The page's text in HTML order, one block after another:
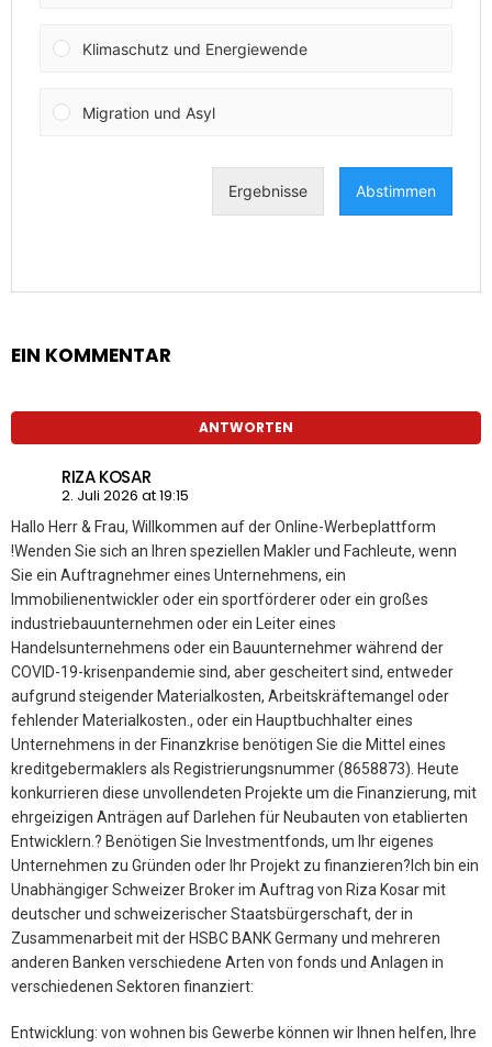
EIN KOMMENTAR
ANTWORTEN
RIZA KOSAR
2. Juli 2026 at 19:15
Hallo Herr & Frau, Willkommen auf der Online-Werbeplattform
!Wenden Sie sich an Ihren speziellen Makler und Fachleute, wenn
Sie ein Auftragnehmer eines Unternehmens, ein
Immobilienentwickler oder ein sportförderer oder ein großes
industriebauunternehmen oder ein Leiter eines
Handelsunternehmens oder ein Bauunternehmer während der
COVID-19-krisenpandemie sind, aber gescheitert sind, entweder
aufgrund steigender Materialkosten, Arbeitskräftemangel oder
fehlender Materialkosten., oder ein Hauptbuchhalter eines
Unternehmens in der Finanzkrise benötigen Sie die Mittel eines
kreditgebermaklers als Registrierungsnummer (8658873). Heute
konkurrieren diese unvollendeten Projekte um die Finanzierung, mit
ehrgeizigen Anträgen auf Darlehen für Neubauten von etablierten
Entwicklern.? Benötigen Sie Investmentfonds, um Ihr eigenes
Unternehmen zu Gründen oder Ihr Projekt zu finanzieren?Ich bin ein
Unabhängiger Schweizer Broker im Auftrag von Riza Kosar mit
deutscher und schweizerischer Staatsbürgerschaft, der in
Zusammenarbeit mit der HSBC BANK Germany und mehreren
anderen Banken verschiedene Arten von fonds und Anlagen in
verschiedenen Sektoren finanziert:
Entwicklung: von wohnen bis Gewerbe können wir Ihnen helfen, Ihre